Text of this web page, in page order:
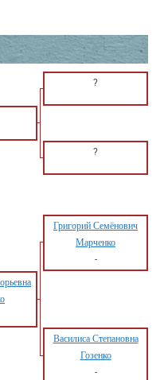
?
?
Григорий Семёнович
Марченко
-
Василиса Степановна
Гозенко
-